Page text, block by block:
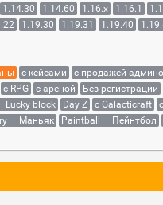
1.14.30 1.14.60 1.16.x 1.16.1
1.19.30 1.19.31 1.19.40
с кейсами с продажей
с RPG с ареной Без регистрации
Lucky block Day Z с Galacticraft
— Маньяк Paintball — Пейнтбол